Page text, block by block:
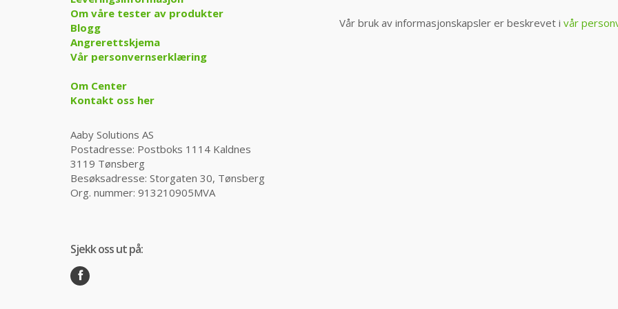
Om våre tester av produkter
Blogg
Angrerettskjema
Vår personvernserklæring
Om Center
Kontakt oss her
Aaby Solutions AS
Postadresse: Postboks 1114 Kaldnes
3119 Tønsberg
Besøksadresse: Storgaten 30, Tønsberg
Org. nummer: 913210905MVA
Sjekk oss ut på:
Vår bruk av informasjonskapsler er beskrevet i vår